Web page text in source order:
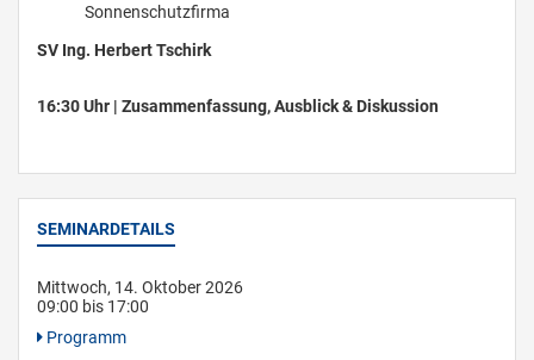
Sonnenschutzfirma
SV Ing. Herbert Tschirk
16:30 Uhr | Zusammenfassung, Ausblick & Diskussion
SEMINARDETAILS
Mittwoch, 14. Oktober 2026
09:00 bis 17:00
Programm